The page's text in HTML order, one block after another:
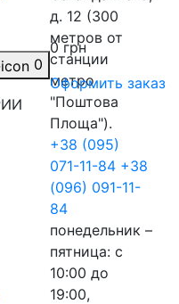
д. 12 (300
метров от
станции
метро
"Поштова
Площа").
+38 (095)
071-11-84 +38
(096) 091-11-
84
понедельник –
пятница: с
10:00 до
19:00,
0
0 грн
Оформить заказ